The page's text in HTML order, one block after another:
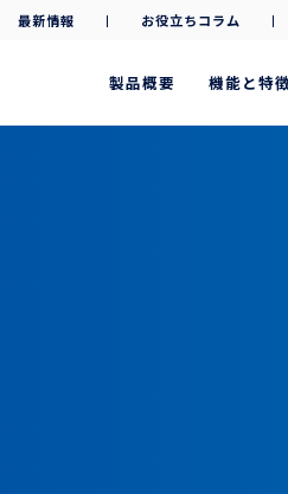
製品概要 機能と特徴
最新情報 お役立ちコラム